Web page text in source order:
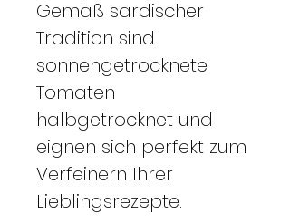
Gemäß sardischer
Tradition sind
sonnengetrocknete
Tomaten
halbgetrocknet und
eignen sich perfekt zum
Verfeinern Ihrer
Lieblingsrezepte.